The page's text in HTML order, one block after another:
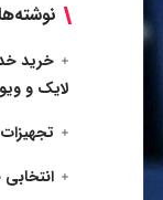
خرید
لایک و